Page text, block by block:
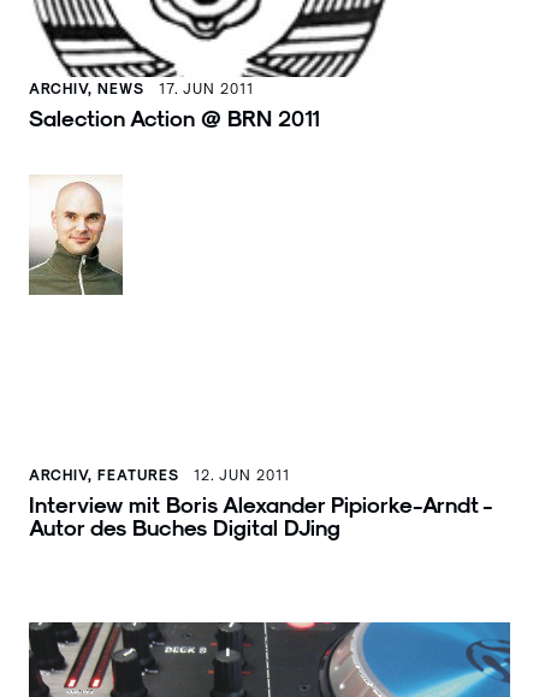
ARCHIV, NEWS 17. JUN 2011
Salection Action @ BRN 2011
ARCHIV, FEATURES 12. JUN 2011
Interview mit Boris Alexander Pipiorke-Arndt -
Autor des Buches Digital DJing